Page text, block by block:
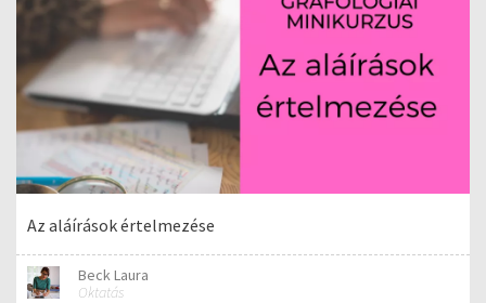
Az aláírások értelmezése
Beck Laura
Oktatás